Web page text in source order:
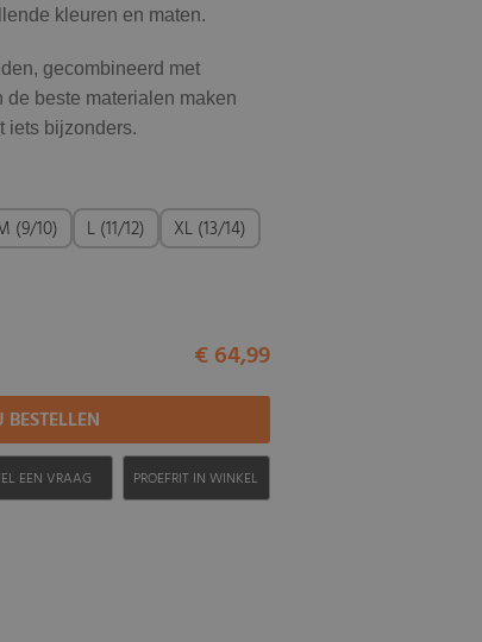
kleuren en maten.
gecombineerd met
beste materialen maken
iets bijzonders.
(9/10) L (11/12)
XL (13/14)
€ 64,99
EEN VRAAG PROEFRIT IN WINKEL